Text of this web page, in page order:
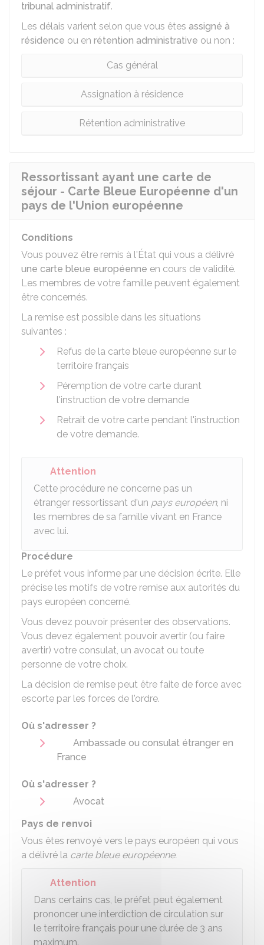
tribunal administratif.
Les délais varient selon que vous êtes assigné à
résidence ou en rétention administrative ou non :
Cas général
Assignation à résidence
Rétention administrative
Ressortissant ayant une carte de
séjour - Carte Bleue Européenne d'un
pays de l'Union européenne
Conditions
Vous pouvez être remis à l'État qui vous a délivré
une carte bleue européenne en cours de validité.
Les membres de votre famille peuvent également
être concernés.
La remise est possible dans les situations
suivantes :
Refus de la carte bleue européenne sur le
territoire français
Péremption de votre carte durant
l'instruction de votre demande
Retrait de votre carte pendant l'instruction
de votre demande.
Attention
Cette procédure ne concerne pas un
étranger ressortissant d'un pays européen, ni
les membres de sa famille vivant en France
avec lui.
Procédure
Le préfet vous informe par une décision écrite. Elle
précise les motifs de votre remise aux autorités du
pays européen concerné.
Vous devez pouvoir présenter des observations.
Vous devez également pouvoir avertir (ou faire
avertir) votre consulat, un avocat ou toute
personne de votre choix.
La décision de remise peut être faite de force avec
escorte par les forces de l'ordre.
Où s'adresser ?
Ambassade ou consulat étranger en
France
Où s'adresser ?
Avocat
Pays de renvoi
Vous êtes renvoyé vers le pays européen qui vous
a délivré la carte bleue européenne.
Attention
Dans certains cas, le préfet peut également
prononcer une interdiction de circulation sur
le territoire français pour une durée de 3 ans
maximum.